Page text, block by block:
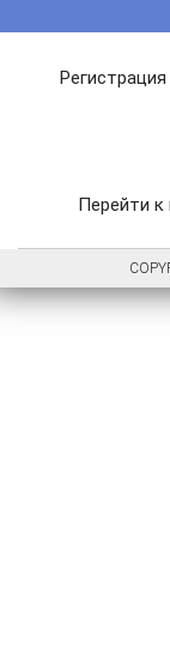
Регистрация
Перейти к